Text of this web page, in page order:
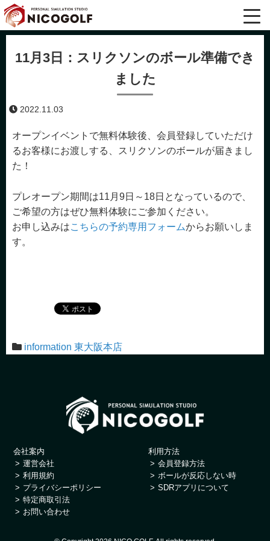
11月3日：スリクソンのボール準備でき
ました
2022.11.03
オープンイベントで無料体験後、会員登録していただけ
るお客様にお渡しする、スリクソンのボールが届きまし
た！
プレオープン期間は11月9日～18日となっているので、
ご希望の方はぜひ無料体験にご参加ください。
お申し込みはこちらの予約専用フォームからお願いしま
す。
information 東大阪本店
会社案内
運営会社
利用規約
プライバシーポリシー
特定商取引法
お問い合わせ
利用方法
会員登録方法
ボールが反応しない時
SDRアプリについて